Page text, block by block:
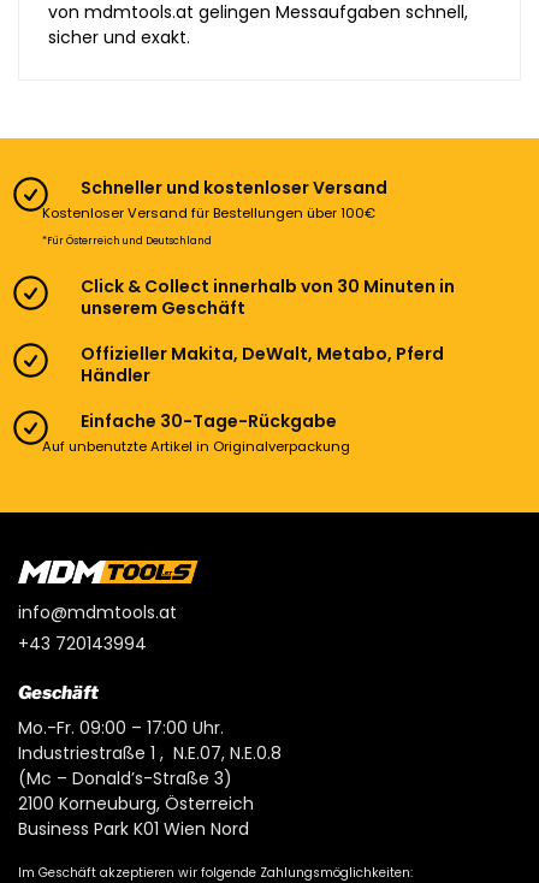
von mdmtools.at gelingen Messaufgaben schnell,
sicher und exakt.
Schneller und kostenloser Versand
Kostenloser Versand für Bestellungen über 100€
*Für Österreich und Deutschland
Click & Collect innerhalb von 30 Minuten in
unserem Geschäft
Offizieller Makita, DeWalt, Metabo, Pferd
Händler
Einfache 30-Tage-Rückgabe
Auf unbenutzte Artikel in Originalverpackung
info@mdmtools.at
+43 720143994
Geschäft
Mo.-Fr. 09:00 – 17:00 Uhr.
Industriestraße 1 , N.E.07, N.E.0.8
(Mc – Donald’s-Straße 3)
2100 Korneuburg, Österreich
Business Park K01 Wien Nord
Im Geschäft akzeptieren wir folgende Zahlungsmöglichkeiten: